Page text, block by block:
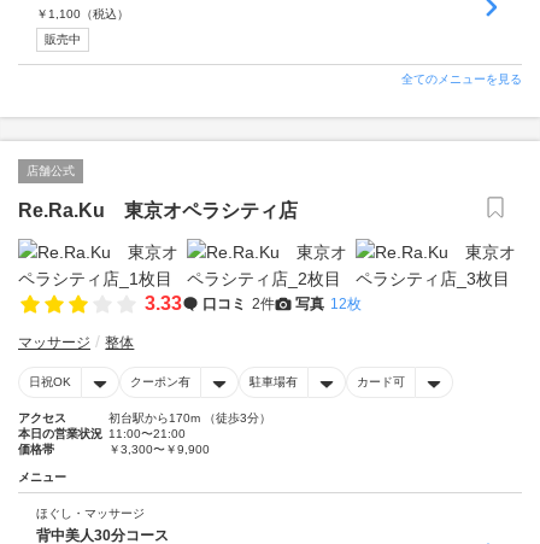
￥ 1,100 （税込）
販売中
全てのメニューを見る
店舗公式
Re.Ra.Ku 東京オペラシティ店
3.33 口コミ 2件 写真 12枚
マッサージ 整体
日祝OK クーポン有 駐車場有 カード可
アクセス
初台駅から170m （徒歩3分）
本日の営業状況 11:00〜21:00
価格帯
￥3,300〜￥9,900
メニュー
ほぐし・マッサージ
背中美人30分コース